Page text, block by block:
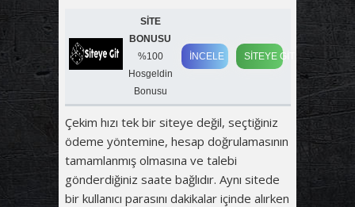
SİTE
BONUSU
%100
Hosgeldin
Bonusu
İNCELE SİTEYE GİT
Çekim hızı tek bir siteye değil, seçtiğiniz
ödeme yöntemine, hesap doğrulamasının
tamamlanmış olmasına ve talebi
gönderdiğiniz saate bağlıdır. Aynı sitede
bir kullanıcı parasını dakikalar içinde alırken